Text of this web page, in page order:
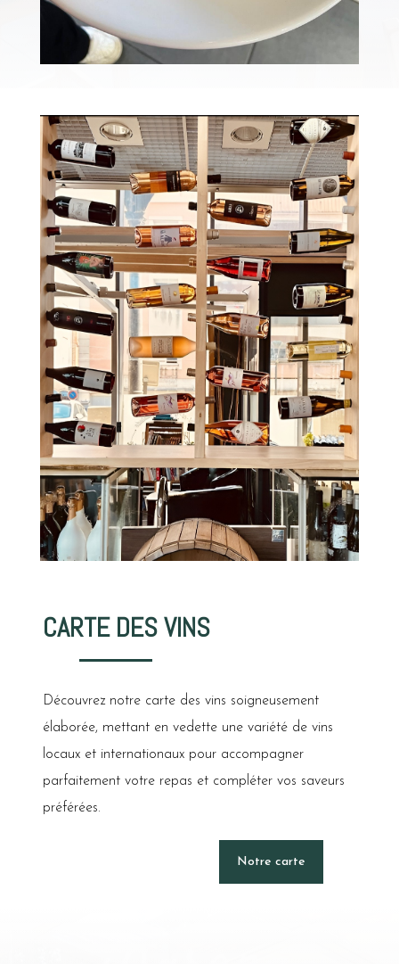
CARTE DES VINS
Découvrez notre carte des vins soigneusement
élaborée, mettant en vedette une variété de vins
locaux et internationaux pour accompagner
parfaitement votre repas et compléter vos saveurs
préférées.
Notre carte